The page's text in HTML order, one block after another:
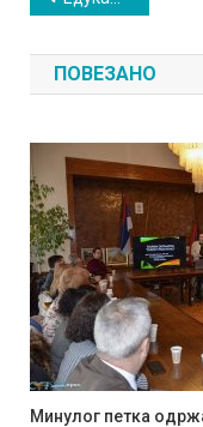
чланка
ПОВЕЗАНО
Минулог петка